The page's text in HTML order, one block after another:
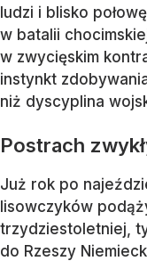
ludzi i blisko
w batalii
w zwycięskim
instynkt
niż dyscyplina
Postrach
Już rok po
lisowczyków
trzydziestoletniej,
do Rzeszy